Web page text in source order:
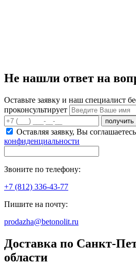
Не нашли ответ на
Оставьте заявку и наш специалист
проконсультирует
Оставляя заявку, Вы
конфиденциальности
Звоните по телефону:
+7 (812) 336-43-77
Пишите на почту:
prodazha@betonolit.ru
Доставка по Санкт-
области